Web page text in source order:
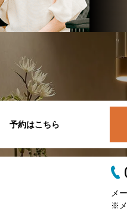
予約はこちら
メ
※メ